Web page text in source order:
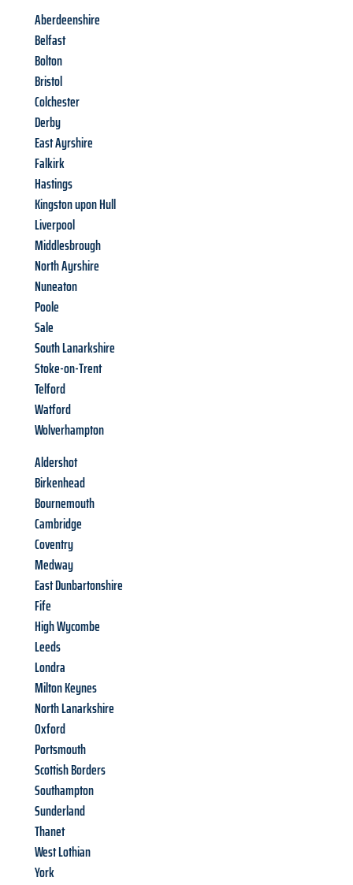
Aberdeenshire
Belfast
Bolton
Bristol
Colchester
Derby
East Ayrshire
Falkirk
Hastings
Kingston upon Hull
Liverpool
Middlesbrough
North Ayrshire
Nuneaton
Poole
Sale
South Lanarkshire
Stoke-on-Trent
Telford
Watford
Wolverhampton
Aldershot
Birkenhead
Bournemouth
Cambridge
Coventry
Medway
East Dunbartonshire
Fife
High Wycombe
Leeds
Londra
Milton Keynes
North Lanarkshire
Oxford
Portsmouth
Scottish Borders
Southampton
Sunderland
Thanet
West Lothian
York